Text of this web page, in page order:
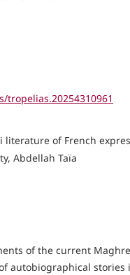
of French
Abdellah Taïa
of the current
autobiographical stories